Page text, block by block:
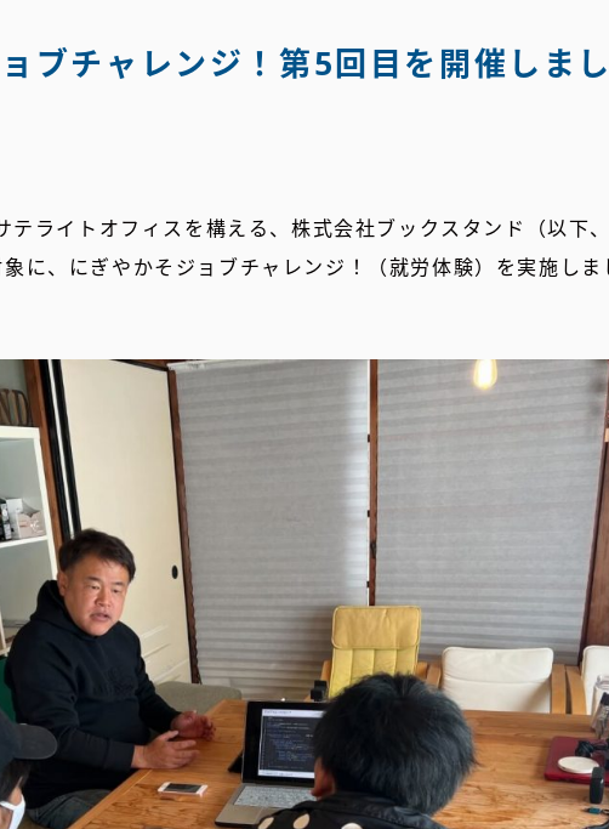
ブチャレンジ！第5回目を開催しまし
テライトオフィスを構える、株式会社ブックスタンド（以下
に、にぎやかそジョブチャレンジ！（就労体験）を実施しま